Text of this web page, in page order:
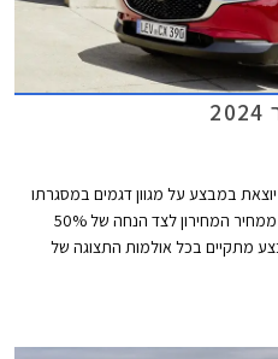
במבצע על מגוון דגמים במסגרתו
מציעה הנחה של 3,000 עד 8,000 ₪ ממחיר המחירון לצד הנחה של 50%
מתקיים בכל אולמות התצוגה של